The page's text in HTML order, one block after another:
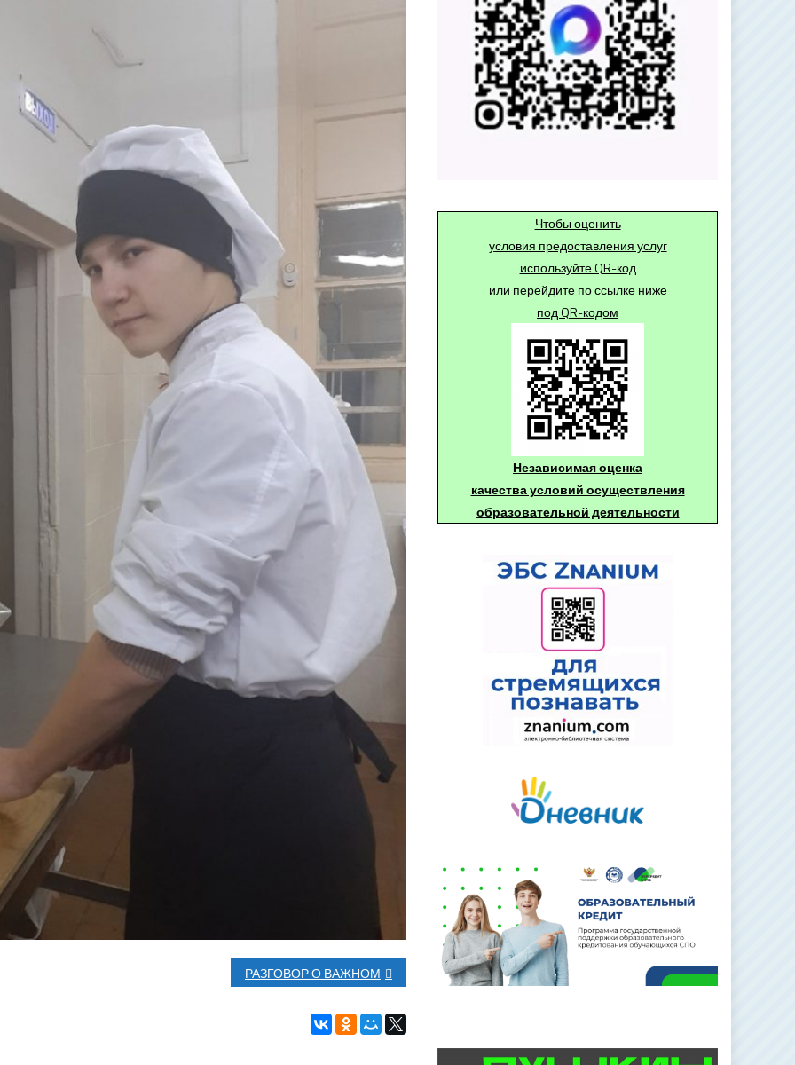
РАЗГОВОР О ВАЖНОМ
Чтобы оценить
условия предоставления услуг
используйте QR-код
или перейдите по ссылке ниже
под QR-кодом
Независимая оценка
качества условий осуществления
образовательной деятельности